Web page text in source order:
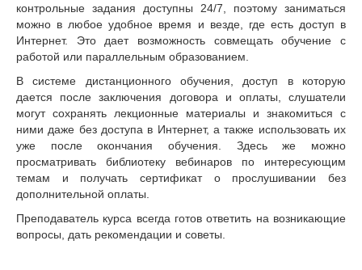
контрольные задания доступны 24/7, поэтому заниматься
можно в любое удобное время и везде, где есть доступ в
Интернет. Это дает возможность совмещать обучение с
работой или параллельным образованием.
В системе дистанционного обучения, доступ в которую
дается после заключения договора и оплаты, слушатели
могут сохранять лекционные материалы и знакомиться с
ними даже без доступа в Интернет, а также использовать их
уже после окончания обучения. Здесь же можно
просматривать библиотеку вебинаров по интересующим
темам и получать сертификат о прослушивании без
дополнительной оплаты.
Преподаватель курса всегда готов ответить на возникающие
вопросы, дать рекомендации и советы.